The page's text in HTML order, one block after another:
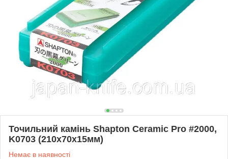
Точильний камінь Shapton Ceramic Pro #2000,
K0703 (210x70x15мм)
Немає в наявності